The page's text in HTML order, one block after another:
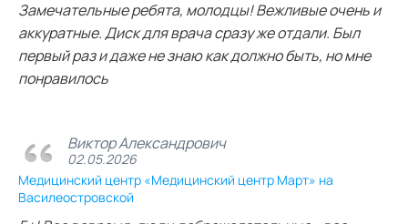
Замечательные ребята, молодцы! Вежливые очень и
аккуратные. Диск для врача сразу же отдали. Был
первый раз и даже не знаю как должно быть, но мне
понравилось
Виктор Александрович
02.05.2026
Медицинский центр «Медицинский центр Март» на
Василеостровской